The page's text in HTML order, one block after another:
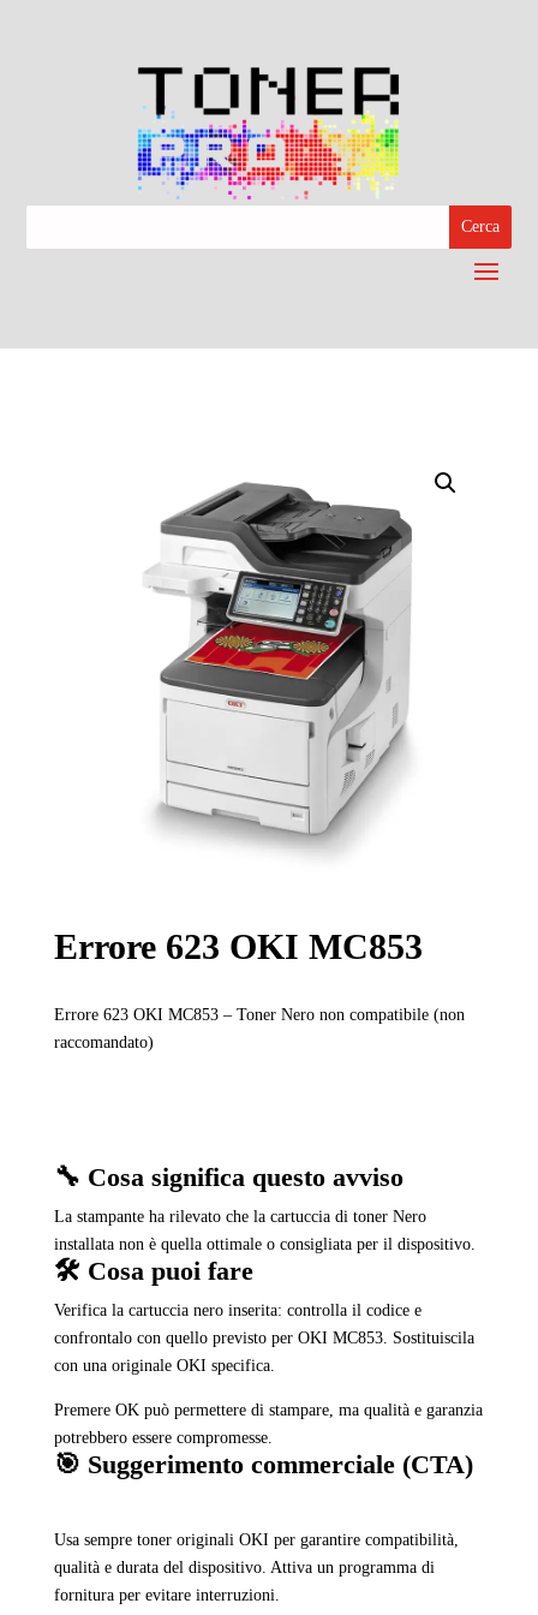
Errore 623 OKI MC853
Errore 623 OKI MC853 – Toner Nero non compatibile (non
raccomandato)
🔧 Cosa significa questo avviso
La stampante ha rilevato che la cartuccia di toner Nero
installata non è quella ottimale o consigliata per il dispositivo.
🛠️ Cosa puoi fare
Verifica la cartuccia nero inserita: controlla il codice e
confrontalo con quello previsto per OKI MC853. Sostituiscila
con una originale OKI specifica.
Premere OK può permettere di stampare, ma qualità e garanzia
potrebbero essere compromesse.
🎯 Suggerimento commerciale (CTA)
Usa sempre toner originali OKI per garantire compatibilità,
qualità e durata del dispositivo. Attiva un programma di
fornitura per evitare interruzioni.